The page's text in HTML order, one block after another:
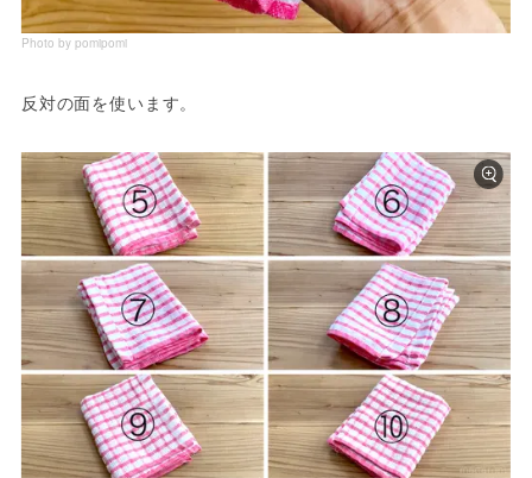
Photo by pomipomi
反対の面を使います。